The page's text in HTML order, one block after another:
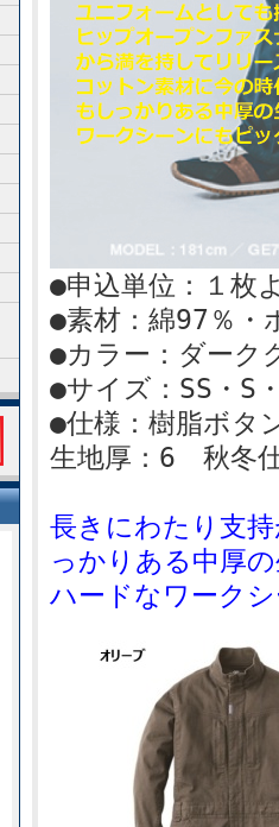
●申込単位：１枚
●素材：綿97％・
●カラー：ダーク
●サイズ：SS・S
●仕様：樹脂ボタ
生地厚：6 秋冬
長きにわたり支
っかりある中厚
ハードなワーク